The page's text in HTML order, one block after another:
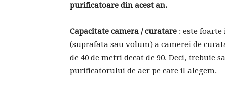
purificatoare din acest an.
Capacitate camera / curatare : este
(suprafata sau volum) a camerei de
de 40 de metri decat de 90. Deci, trebuie
purificatorului de aer pe care il alegem.